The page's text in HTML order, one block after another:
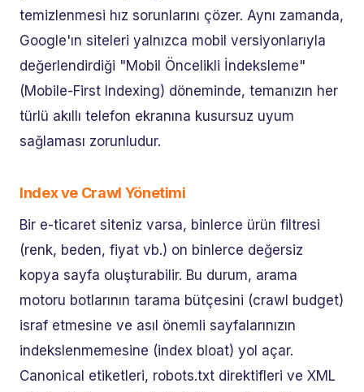
temizlenmesi hız sorunlarını çözer. Aynı zamanda,
Google'ın siteleri yalnızca mobil versiyonlarıyla
değerlendirdiği "Mobil Öncelikli İndeksleme"
(Mobile-First Indexing) döneminde, temanızın her
türlü akıllı telefon ekranına kusursuz uyum
sağlaması zorunludur.
Index ve Crawl Yönetimi
Bir e-ticaret siteniz varsa, binlerce ürün filtresi
(renk, beden, fiyat vb.) on binlerce değersiz
kopya sayfa oluşturabilir. Bu durum, arama
motoru botlarının tarama bütçesini (crawl budget)
israf etmesine ve asıl önemli sayfalarınızın
indekslenmemesine (index bloat) yol açar.
Canonical etiketleri, robots.txt direktifleri ve XML